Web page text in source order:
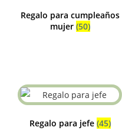
Regalo para cumpleaños
mujer (50)
Regalo para jefe (45)